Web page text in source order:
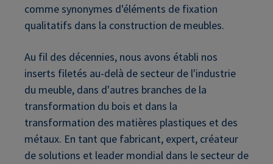
comme synonymes d'éléments de fixation
qualitatifs dans la construction de meubles.
Au fil des décennies, nous avons établi nos
inserts filetés au-delà de secteur de l'industrie
du meuble, dans d'autres branches de la
transformation du bois et dans la
transformation des matières plastiques et des
métaux. En tant que fabricant, expert, créateur
de solutions et leader mondial dans le secteur de